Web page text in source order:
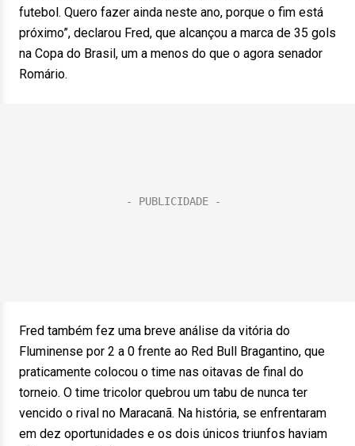
futebol. Quero fazer ainda neste ano, porque o fim está
próximo”, declarou Fred, que alcançou a marca de 35 gols
na Copa do Brasil, um a menos do que o agora senador
Romário.
Fred também fez uma breve análise da vitória do
Fluminense por 2 a 0 frente ao Red Bull Bragantino, que
praticamente colocou o time nas oitavas de final do
torneio. O time tricolor quebrou um tabu de nunca ter
vencido o rival no Maracanã. Na história, se enfrentaram
em dez oportunidades e os dois únicos triunfos haviam